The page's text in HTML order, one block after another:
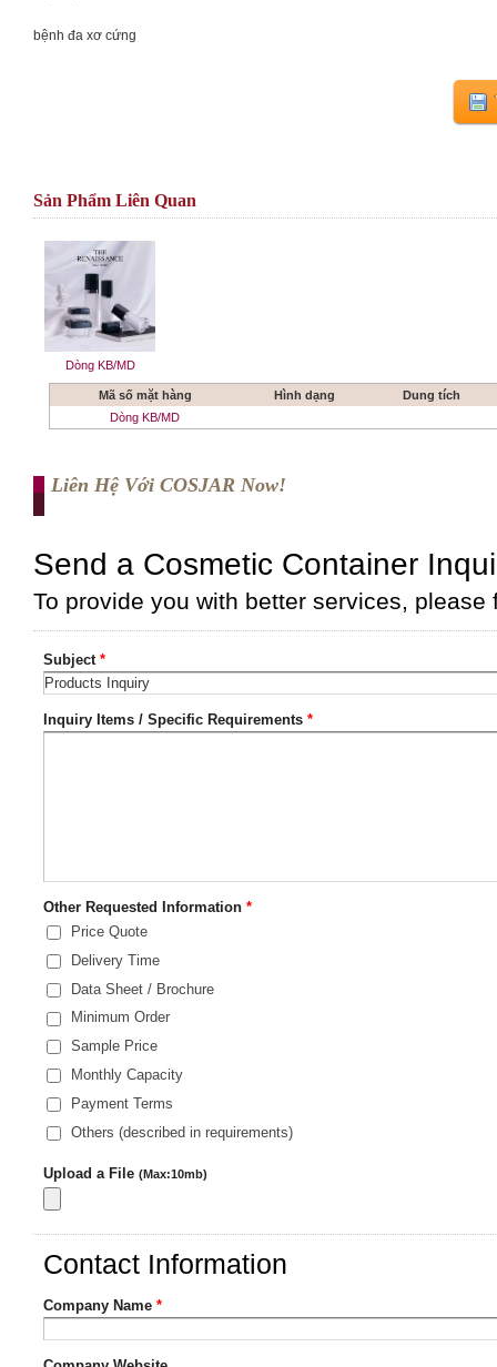
bệnh đa xơ cứng
Sản Phẩm Liên Quan
Dòng KB/MD
Mã số mặt hàng Hình dạng
Dung tích
Dòng KB/MD
Liên Hệ Với COSJAR Now!